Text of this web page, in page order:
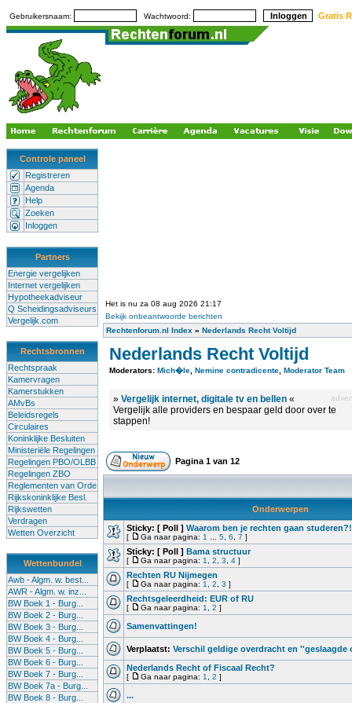
Gebruikersnaam: Wachtwoord: Gratis
Controle paneel
Registreren
Agenda
Help
Zoeken
Inloggen
Partners
Energie vergelijken
Internet vergelijken
Hypotheekadviseur
Q Scheidingsadviseurs
Vergelijk.com
Rechtsbronnen
Rechtspraak
Kamervragen
Kamerstukken
AMvBs
Beleidsregels
Circulaires
Koninklijke Besluiten
Ministeriële Regelingen
Regelingen PBO/OLBB
Regelingen ZBO
Reglementen van Orde
Rijkskoninklijke Besl.
Rijkswetten
Verdragen
Wetten Overzicht
Wettenbundel
Awb - Algm. w. best...
AWR - Algm. w. inz...
BW Boek 1 - Burg...
BW Boek 2 - Burg...
BW Boek 3 - Burg...
BW Boek 4 - Burg...
BW Boek 5 - Burg...
BW Boek 6 - Burg...
BW Boek 7 - Burg...
BW Boek 7a - Burg...
BW Boek 8 - Burg...
Het is nu za 08 aug 2026 21:17
Bekijk onbeantwoorde berichten
Rechtenforum.nl Index » Nederlands Recht Voltijd
Nederlands Recht Voltijd
Moderators: Mich�le Nemine contradicente Moderator Team
» Vergelijk internet, digitale tv en bellen «
Vergelijk alle providers en bespaar geld door over te
stappen!
Pagina 1 van 12
Onderwerpen
Sticky: [ Poll ] Waarom ben je rechten gaan
[ Ga naar pagina: 1 5 6 7 ]
Sticky: [ Poll ] Bama structuur
[ Ga naar pagina: 1 2 3 4 ]
Rechten RU Nijmegen
[ Ga naar pagina: 1 2 3 ]
Rechtsgeleerdheid: EUR of RU
[ Ga naar pagina: 1 2 ]
Samenvattingen!
Verplaatst: Verschil geldige overdracht en ''geslaagde
Nederlands Recht of Fiscaal Recht?
[ Ga naar pagina: 1 2 ]
...